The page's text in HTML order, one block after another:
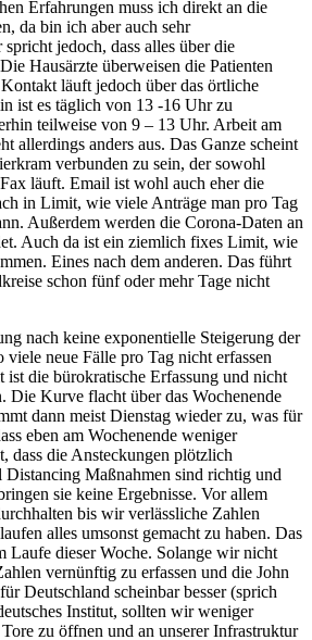
Erfahrungen muss ich direkt an die
da bin ich aber auch sehr
jedoch, dass alles über die
Hausärzte überweisen die Patienten
läuft jedoch über das örtliche
ist es täglich von 13 -16 Uhr zu
teilweise von 9 – 13 Uhr. Arbeit am
allerdings anders aus. Das Ganze scheint
verbunden zu sein, der sowohl
läuft. Email ist wohl auch eher die
in Limit, wie viele Anträge man pro Tag
Außerdem werden die Corona-Daten an
Auch da ist ein ziemlich fixes Limit, wie
Eines nach dem anderen. Das führt
schon fünf oder mehr Tage nicht
nach keine exponentielle Steigerung der
neue Fälle pro Tag nicht erfassen
die bürokratische Erfassung und nicht
Die Kurve flacht über das Wochenende
dann meist Dienstag wieder zu, was für
eben am Wochenende weniger
dass die Ansteckungen plötzlich
Maßnahmen sind richtig und
sie keine Ergebnisse. Vor allem
bis wir verlässliche Zahlen
alles umsonst gemacht zu haben. Das
Laufe dieser Woche. Solange wir nicht
vernünftig zu erfassen und die John
Deutschland scheinbar besser (sprich
Institut, sollten wir weniger
zu öffnen und an unserer Infrastruktur